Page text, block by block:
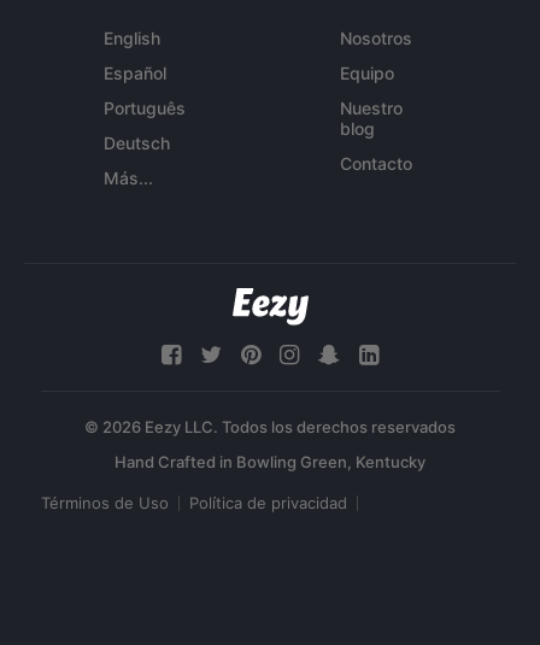
English
Español
Português
Deutsch
Más...
Nosotros
Equipo
Nuestro
blog
Contacto
© 2026 Eezy LLC. Todos los derechos reservados
Términos de Uso Política de privacidad